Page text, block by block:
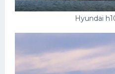
Hyundai
УРАЛ